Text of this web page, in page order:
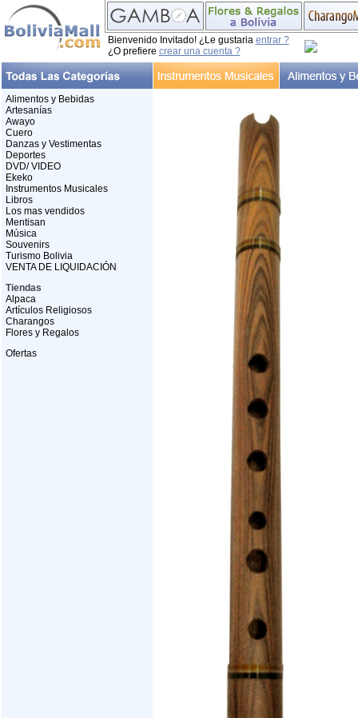
Bienvenido Invitado! ¿Le gustaria entrar ?
¿O prefiere crear una cuenta ?
Alimentos y Bebidas
Artesanías
Awayo
Cuero
Danzas y Vestimentas
Deportes
DVD/ VIDEO
Ekeko
Instrumentos Musicales
Libros
Los mas vendidos
Mentisan
Música
Souvenirs
Turismo Bolivia
VENTA DE LIQUIDACIÓN
Tiendas
Alpaca
Artículos Religiosos
Charangos
Flores y Regalos
Ofertas